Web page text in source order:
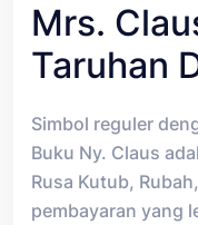
Mrs.
Taruhan
Simbol reguler
Buku Ny. Claus
Rusa Kutub,
pembayaran yang